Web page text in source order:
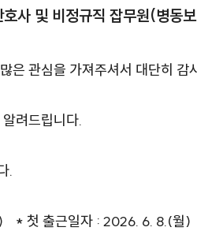
사 및 비정규직 잡무원(병동
은 관심을 가져주셔서 대단히 감
려드립니다.
.
* 첫 출근일자 : 2026. 6. 8.(월)